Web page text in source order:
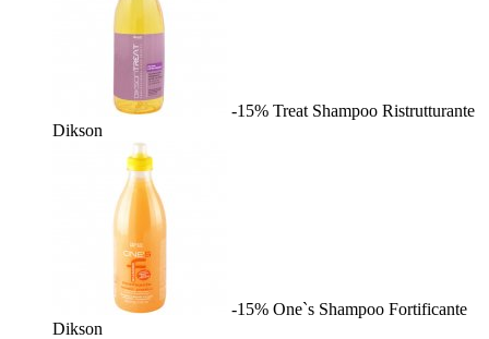
-15% Treat Shampoo Ristrutturante
Dikson
-15% One`s Shampoo Fortificante
Dikson